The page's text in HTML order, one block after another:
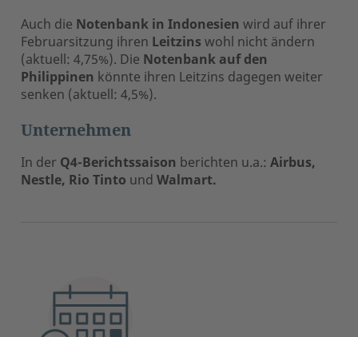
Auch die Notenbank in Indonesien wird auf ihrer
Februarsitzung ihren Leitzins wohl nicht ändern
(aktuell: 4,75%). Die Notenbank auf den
Philippinen könnte ihren Leitzins dagegen weiter
senken (aktuell: 4,5%).
Unternehmen
In der Q4-Berichtssaison berichten u.a.: Airbus,
Nestle, Rio Tinto und Walmart.